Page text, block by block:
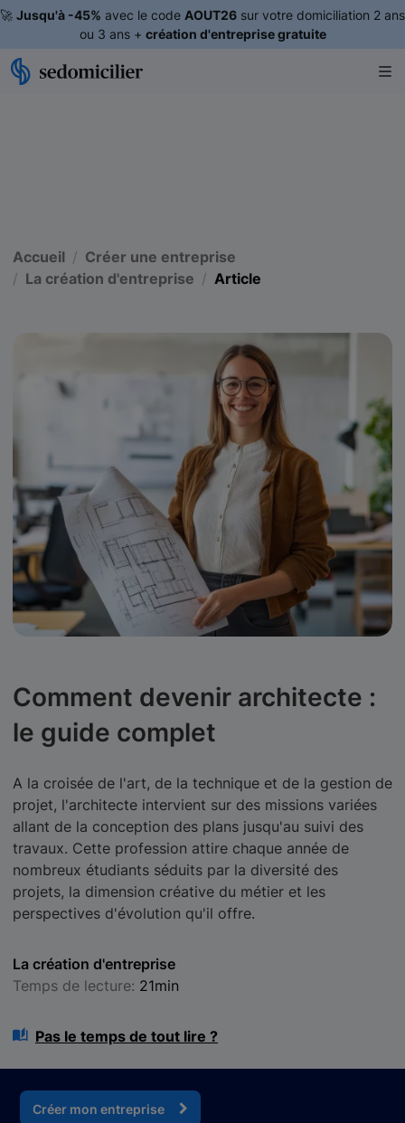
🚀 Jusqu'à -45% avec le code AOUT26 sur votre domiciliation 2 ans
ou 3 ans + création d'entreprise gratuite
Accueil
Créer une entreprise
La création d'entreprise
Article
Comment devenir architecte :
le guide complet
A la croisée de l'art, de la technique et de la gestion de
projet, l'architecte intervient sur des missions variées
allant de la conception des plans jusqu'au suivi des
travaux. Cette profession attire chaque année de
nombreux étudiants séduits par la diversité des
projets, la dimension créative du métier et les
perspectives d'évolution qu'il offre.
La création d'entreprise
Temps de lecture: 21min
Pas le temps de tout lire ?
Créer mon entreprise